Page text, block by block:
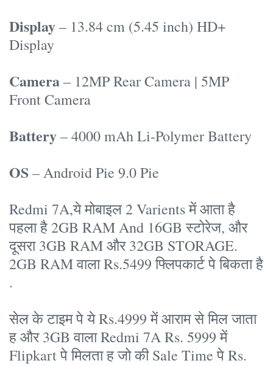
Display– 13.84 cm (5.45 inch) HD+
Display
Camera– 12MP Rear Camera | 5MP
Front Camera
Battery– 4000 mAh Li-Polymer Battery
OS– Android Pie 9.0 Pie
Redmi 7A,ये मोबाइल 2 Varients में आता है
पहला है 2GB RAM And 16GB स्टोरेज, और
दूसरा 3GB RAM और 32GB STORAGE.
2GB RAM वाला Rs.5499 फ्लिपकार्ट पे बिकता है
.
सेल के टाइम पे ये Rs.4999 में आराम से मिल जाता
ह और 3GB वाला Redmi 7A Rs. 5999 में
Flipkart पे मिलता ह जो की Sale Time पे Rs.